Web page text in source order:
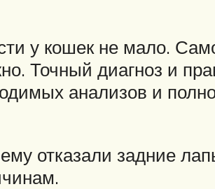
у кошек не мало.
Точный диагноз и
анализов и
отказали задние